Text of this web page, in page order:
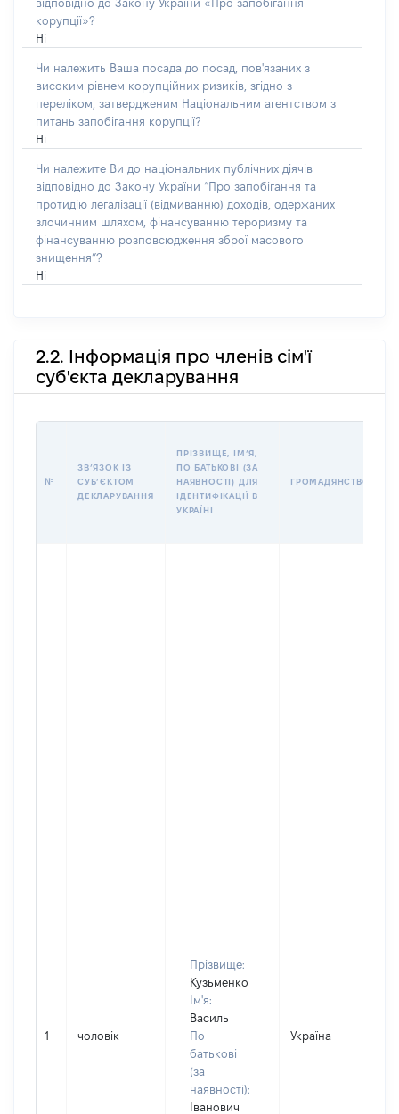
відповідно до Закону України «Про запобігання
корупції»?
Ні
Чи належить Ваша посада до посад, пов'язаних з
високим рівнем корупційних ризиків, згідно з
переліком, затвердженим Національним агентством з
питань запобігання корупції?
Ні
Чи належите Ви до національних публічних діячів
відповідно до Закону України “Про запобігання та
протидію легалізації (відмиванню) доходів, одержаних
злочинним шляхом, фінансуванню тероризму та
фінансуванню розповсюдження зброї масового
знищення”?
Ні
2.2. Інформація про членів сім'ї
суб'єкта декларування
№
ЗВʼЯЗОК ІЗ
СУБʼЄКТОМ
ДЕКЛАРУВАННЯ
ПРІЗВИЩЕ, ІМʼЯ,
ПО БАТЬКОВІ (ЗА
НАЯВНОСТІ) ДЛЯ
ІДЕНТИФІКАЦІЇ В
УКРАЇНІ
ГРОМАДЯНСТВО
1 чоловік
Прізвище:
Кузьменко
Ім'я:
Василь
По
батькові
(за
наявності):
Іванович
Україна